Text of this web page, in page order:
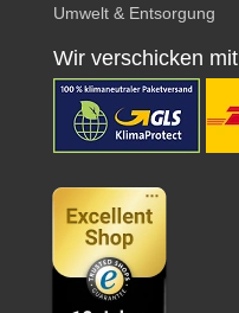
Umwelt & Entsorgung
Wir verschicken mit